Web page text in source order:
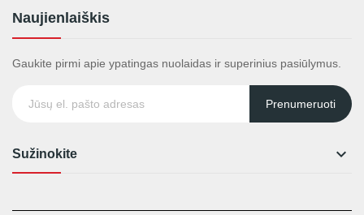
Naujienlaiškis
Gaukite pirmi apie ypatingas nuolaidas ir superinius pasiūlymus.
Prenumeruoti
Sužinokite 